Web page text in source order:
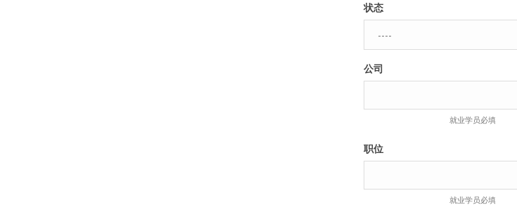
状态
公司
就业学员必填
职位
就业学员必填